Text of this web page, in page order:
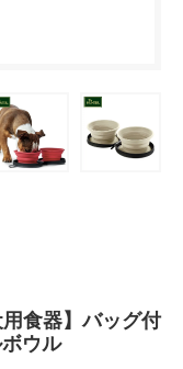
食器】バッグ付
ウル